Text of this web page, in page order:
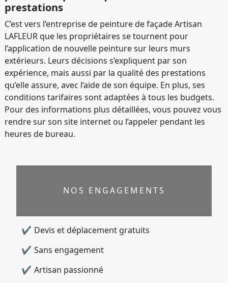
prestations
C’est vers l’entreprise de peinture de façade Artisan
LAFLEUR que les propriétaires se tournent pour
l’application de nouvelle peinture sur leurs murs
extérieurs. Leurs décisions s’expliquent par son
expérience, mais aussi par la qualité des prestations
qu’elle assure, avec l’aide de son équipe. En plus, ses
conditions tarifaires sont adaptées à tous les budgets.
Pour des informations plus détaillées, vous pouvez vous
rendre sur son site internet ou l’appeler pendant les
heures de bureau.
NOS ENGAGEMENTS
Devis et déplacement gratuits
Sans engagement
Artisan passionné